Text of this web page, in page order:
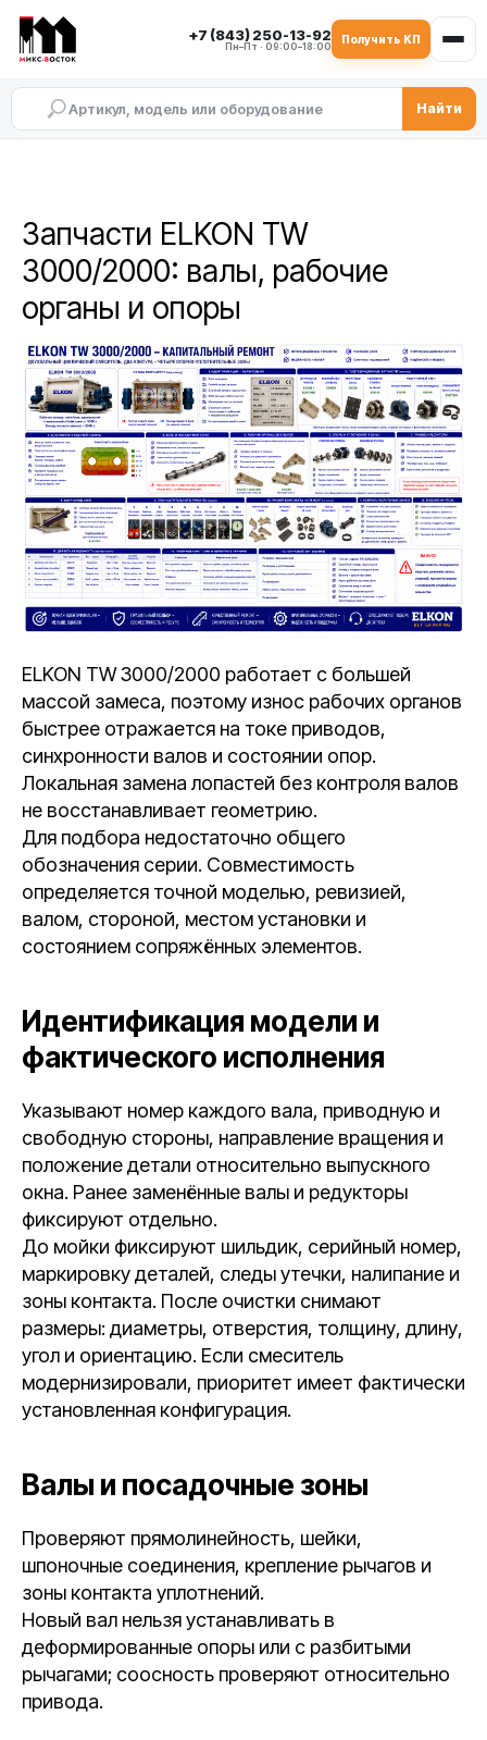
+7 (843) 250-13-92
Пн–Пт · 09:00–18:00
Получить КП
Найти
Запчасти ELKON TW
3000/2000: валы, рабочие
органы и опоры
ELKON TW 3000/2000 работает с большей
массой замеса, поэтому износ рабочих органов
быстрее отражается на токе приводов,
синхронности валов и состоянии опор.
Локальная замена лопастей без контроля валов
не восстанавливает геометрию.
Для подбора недостаточно общего
обозначения серии. Совместимость
определяется точной моделью, ревизией,
валом, стороной, местом установки и
состоянием сопряжённых элементов.
Идентификация модели и
фактического исполнения
Указывают номер каждого вала, приводную и
свободную стороны, направление вращения и
положение детали относительно выпускного
окна. Ранее заменённые валы и редукторы
фиксируют отдельно.
До мойки фиксируют шильдик, серийный номер,
маркировку деталей, следы утечки, налипание и
зоны контакта. После очистки снимают
размеры: диаметры, отверстия, толщину, длину,
угол и ориентацию. Если смеситель
модернизировали, приоритет имеет фактически
установленная конфигурация.
Валы и посадочные зоны
Проверяют прямолинейность, шейки,
шпоночные соединения, крепление рычагов и
зоны контакта уплотнений.
Новый вал нельзя устанавливать в
деформированные опоры или с разбитыми
рычагами; соосность проверяют относительно
привода.